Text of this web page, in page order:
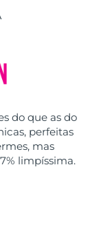
do que as do
perfeitas
mas
limpíssima.